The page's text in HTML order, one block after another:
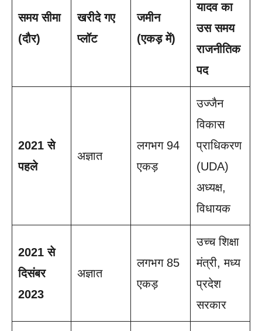
समय सीमा
(दौर)
खरीदे गए
प्लॉट
जमीन
(एकड़ में)
यादव का
उस समय
राजनीतिक
पद
2021 से
पहले
अज्ञात
लगभग 94
एकड़
उज्जैन
विकास
प्राधिकरण
(UDA)
अध्यक्ष,
विधायक
2021 से
दिसंबर
2023
अज्ञात
लगभग 85
एकड़
उच्च शिक्षा
मंत्री, मध्य
प्रदेश
सरकार